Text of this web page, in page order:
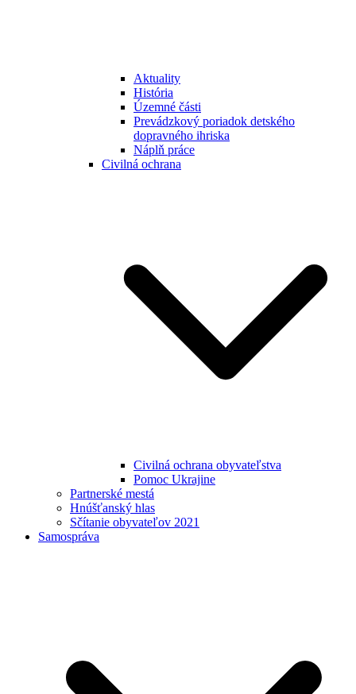
Aktuality
História
Územné části
Prevádzkový poriadok detského
dopravného ihriska
Náplň práce
Civilná ochrana
Civilná ochrana obyvateľstva
Pomoc Ukrajine
Partnerské mestá
Hnúšťanský hlas
Sčítanie obyvateľov 2021
Samospráva